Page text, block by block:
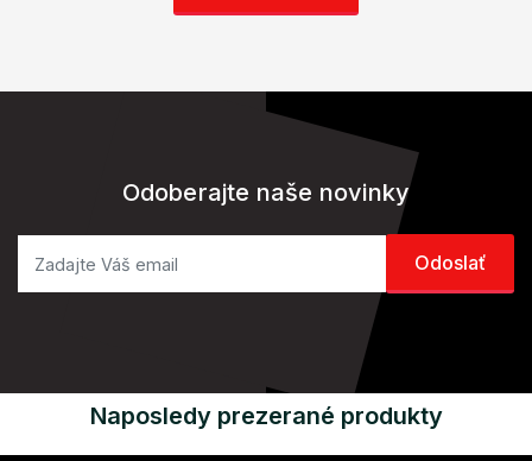
Odoberajte naše novinky
Naposledy prezerané produkty